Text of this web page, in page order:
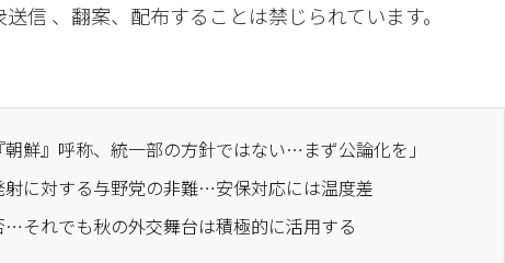
信 、翻案、配布することは禁じられています。
鮮』呼称、統一部の方針ではない…まず公論化を」
射に対する与野党の非難…安保対応には温度差
…それでも秋の外交舞台は積極的に活用する